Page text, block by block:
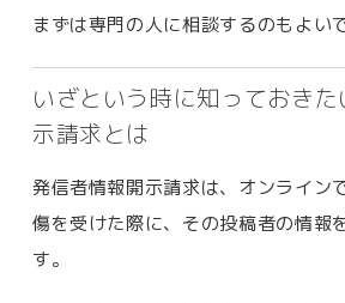
まずは専門の人に相談するのもよい
いざという時に知っておき
示請求とは
発信者情報開示請求は、オンライン
傷を受けた際に、その投稿者の情報
す。